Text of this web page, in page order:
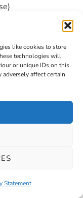
like cookies to store
technologies will
or unique IDs on this
affect certain
Statement
avec des
Le moins
les ouvrir avec
qu’on fait
Véridique
j’ai vu ça à
à Montréal mais
se passe chez
c’est un